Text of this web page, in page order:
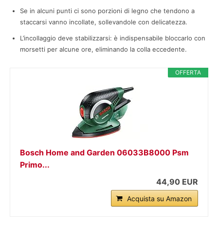
Se in alcuni punti ci sono porzioni di legno che tendono a
staccarsi vanno incollate, sollevandole con delicatezza.
L’incollaggio deve stabilizzarsi: è indispensabile bloccarlo con
morsetti per alcune ore, eliminando la colla eccedente.
OFFERTA
Bosch Home and Garden 06033B8000 Psm
Primo...
44,90 EUR
Acquista su Amazon